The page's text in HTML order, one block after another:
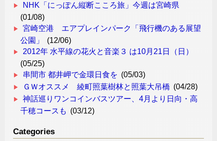
NHK「にっぽん縦断こころ旅」今週は宮崎県
(01/08)
宮崎空港 エアプレインパーク「飛行機のある展望
公園」
(12/06)
2012年 水平線の花火と音楽３ は10月21日（日）
(05/25)
串間市 都井岬で金環日食を (05/03)
ＧＷオススメ 綾町照葉樹林と照葉大吊橋 (04/28)
神話巡りワンコインバスツアー、4月より日向・高
千穂コースも (03/12)
Categories